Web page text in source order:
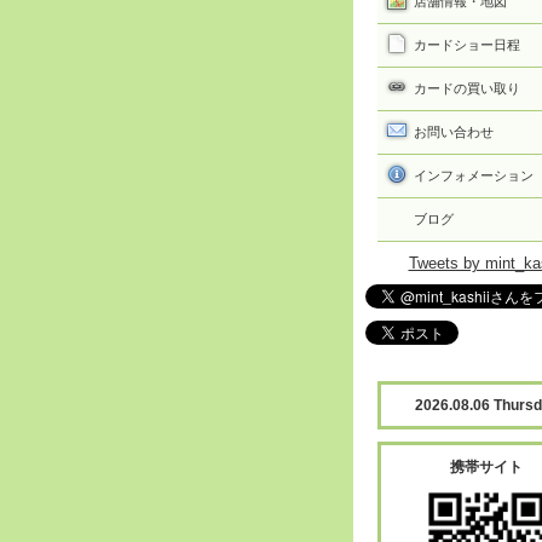
カードショー日程
カードの買い取り
お問い合わせ
インフォメーション
ブログ
Tweets by
2026.08.06
携帯サイト